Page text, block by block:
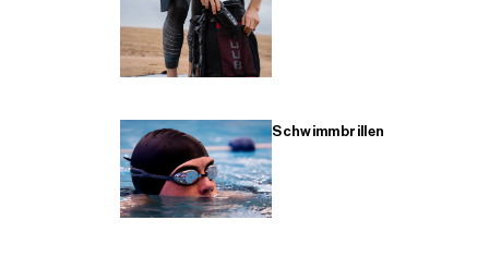
Schwimmbrillen